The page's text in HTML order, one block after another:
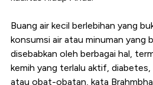
Buang air kecil berlebihan yang
konsumsi air atau minuman yang
disebabkan oleh berbagai hal,
kemih yang terlalu aktif, diabetes,
atau obat-obatan, kata